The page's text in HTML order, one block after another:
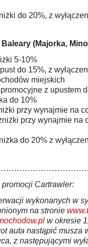
do 20%, z
(Majorka,
5-10%
do 15%, z
miejskich
z upustem
do 10%
przy wynajmie na
przy wynajmie na
do 20% z
Cartrawler:
wykonanych w
na stronie
w okresie
auta nastąpić musza
z następującymi